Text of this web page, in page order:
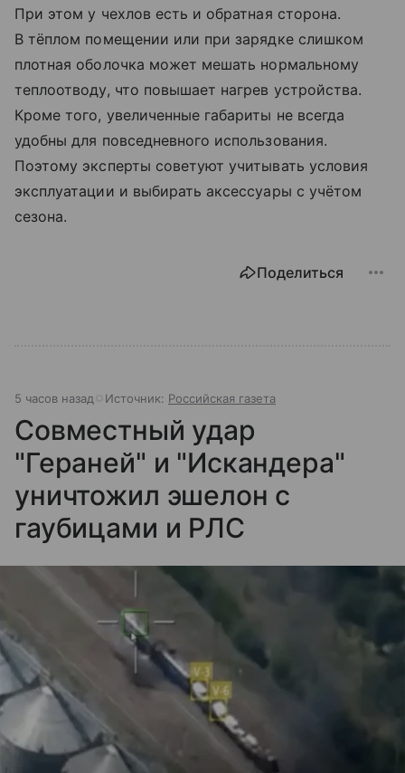
При этом у чехлов есть и обратная сторона.
В тёплом помещении или при зарядке слишком
плотная оболочка может мешать нормальному
теплоотводу, что повышает нагрев устройства.
Кроме того, увеличенные габариты не всегда
удобны для повседневного использования.
Поэтому эксперты советуют учитывать условия
эксплуатации и выбирать аксессуары с учётом
сезона.
Поделиться
5 часов назад Источник: Российская газета
Совместный удар
"Гераней" и "Искандера"
уничтожил эшелон с
гаубицами и РЛС